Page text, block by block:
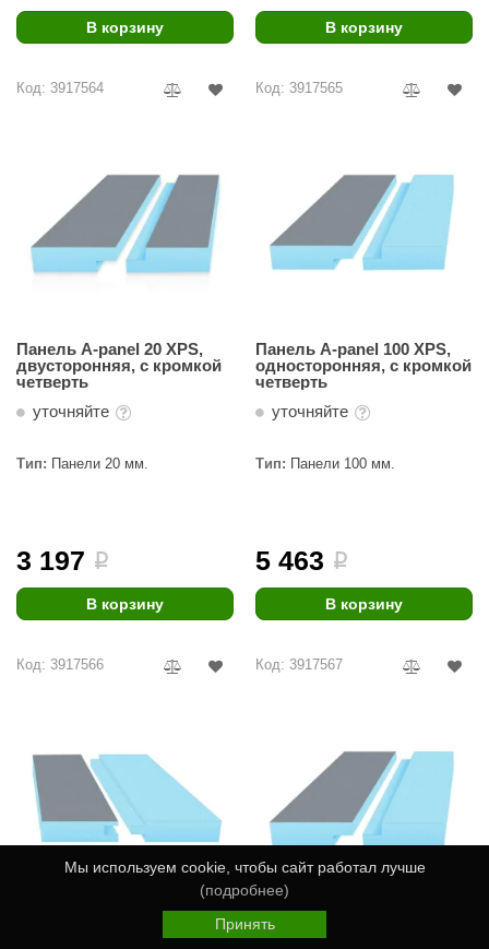
В корзину В корзину
Код: 3917564
Панель A-panel 20 XPS,
двусторонняя, с кромкой
четверть
уточняйте
Тип: Панели 20 мм.
3 197 i
В корзину
Код: 3917565
Панель A-panel 100 XPS,
односторонняя, с кромкой
четверть
уточняйте
Тип: Панели 100 мм.
5 463 i
В корзину
Код: 3917566
односторонняя, с кромкой
Код: 3917567
Панель A-panel 80 XPS,
односторонняя, с кромкой
Избранное
Принять
Мы используем cookie, чтобы сайт работал лучше
(подробнее)